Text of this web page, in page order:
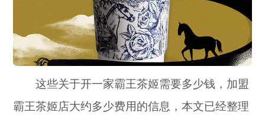
这些关于开一家霸王茶姬需要多少钱，加盟
霸王茶姬店大约多少费用的信息，本文已经整理